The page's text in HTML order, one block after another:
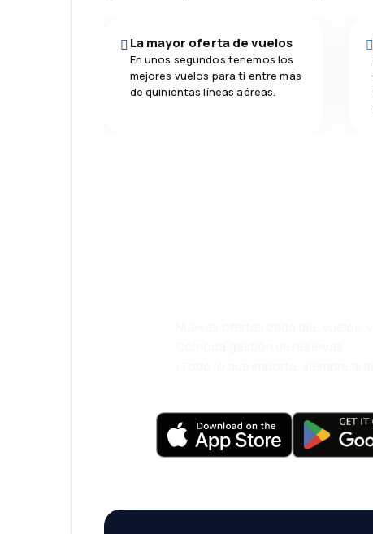
La mayor oferta de vuelos
En unos segundos tenemos los
mejores vuelos para ti entre más
de quinientas líneas aéreas.